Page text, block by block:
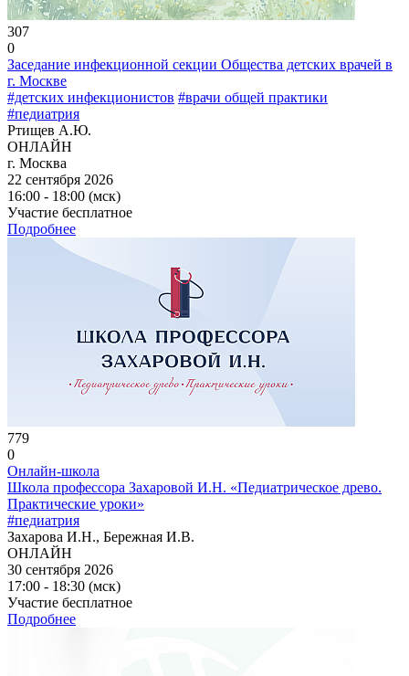
307
0
Заседание инфекционной секции Общества детских врачей в
г. Москве
#детских инфекционистов #врачи общей практики
#педиатрия
Ртищев А.Ю.
ОНЛАЙН
г. Москва
22 сентября 2026
16:00 - 18:00 (мск)
Участие бесплатное
Подробнее
779
0
Онлайн-школа
Школа профессора Захаровой И.Н. «Педиатрическое древо.
Практические уроки»
#педиатрия
Захарова И.Н., Бережная И.В.
ОНЛАЙН
30 сентября 2026
17:00 - 18:30 (мск)
Участие бесплатное
Подробнее